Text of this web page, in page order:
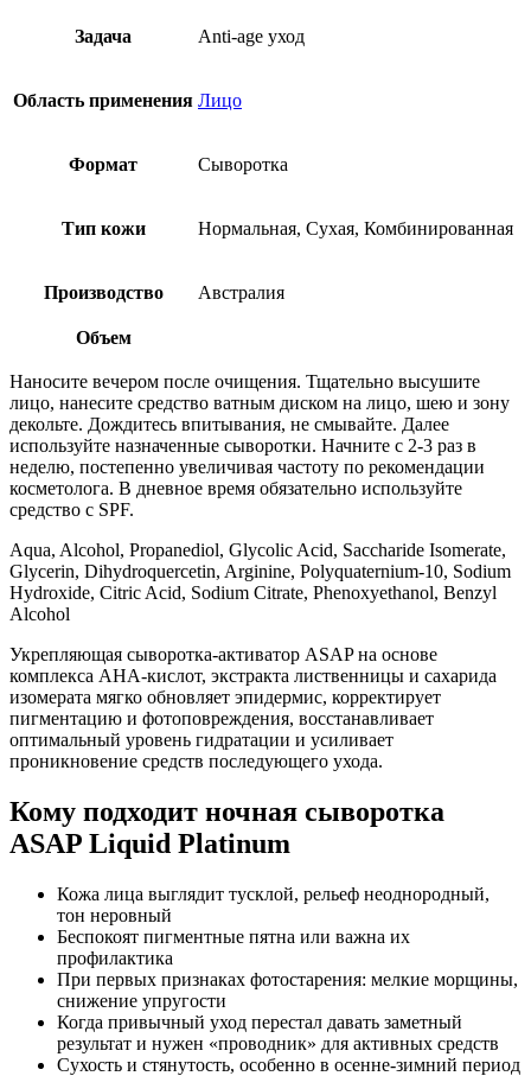
Задача Anti-age уход
Область применения Лицо
Формат Сыворотка
Тип кожи Нормальная, Сухая, Комбинированная
Производство Австралия
Объем
Наносите вечером после очищения. Тщательно высушите
лицо, нанесите средство ватным диском на лицо, шею и зону
декольте. Дождитесь впитывания, не смывайте. Далее
используйте назначенные сыворотки. Начните с 2-3 раз в
неделю, постепенно увеличивая частоту по рекомендации
косметолога. В дневное время обязательно используйте
средство с SPF.
Aqua, Alcohol, Propanediol, Glycolic Acid, Saccharide Isomerate,
Glycerin, Dihydroquercetin, Arginine, Polyquaternium-10, Sodium
Hydroxide, Citric Acid, Sodium Citrate, Phenoxyethanol, Benzyl
Alcohol
Укрепляющая сыворотка-активатор ASAP на основе
комплекса AHA-кислот, экстракта лиственницы и сахарида
изомерата мягко обновляет эпидермис, корректирует
пигментацию и фотоповреждения, восстанавливает
оптимальный уровень гидратации и усиливает
проникновение средств последующего ухода.
Кому подходит ночная сыворотка
ASAP Liquid Platinum
Кожа лица выглядит тусклой, рельеф неоднородный,
тон неровный
Беспокоят пигментные пятна или важна их
профилактика
При первых признаках фотостарения: мелкие морщины,
снижение упругости
Когда привычный уход перестал давать заметный
результат и нужен «проводник» для активных средств
Сухость и стянутость, особенно в осенне-зимний период